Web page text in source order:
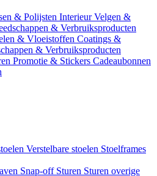
& Polijsten InterieurVelgen &
& Verbruiksproducten
& Vloeistoffen Coatings &
& Verbruiksproducten
Promotie & Stickers Cadeaubonnen
Verstelbare stoelen Stoelframes
Snap-off Sturen Sturen overige